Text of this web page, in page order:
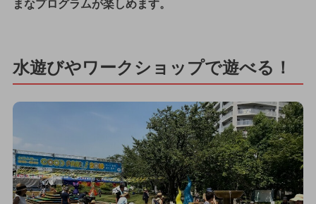
まなプログラムが楽しめます。
水遊びやワークショップで遊べる！